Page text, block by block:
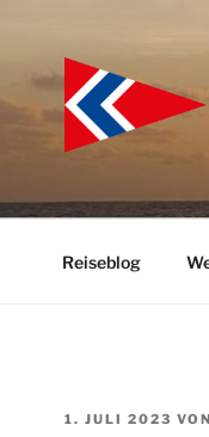
Reiseblog
1. JULI 2023 VON